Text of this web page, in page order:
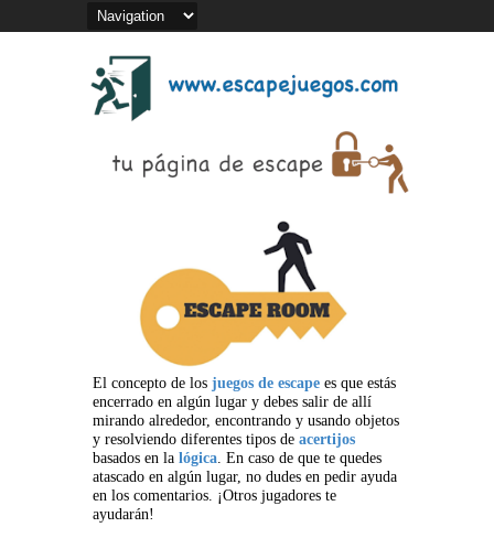
El concepto de los juegos de escape es que estás
encerrado en algún lugar y debes salir de allí
mirando alrededor, encontrando y usando objetos
y resolviendo diferentes tipos de acertijos
basados en la lógica. En caso de que te quedes
atascado en algún lugar, no dudes en pedir ayuda
en los comentarios. ¡Otros jugadores te
ayudarán!